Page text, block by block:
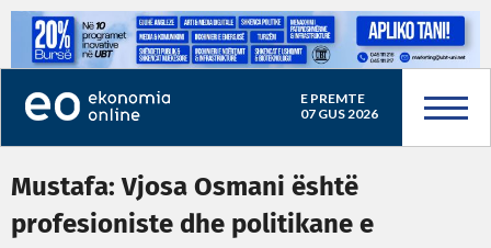
E PREMTE
07 GUS 2026
Mustafa: Vjosa Osmani është
profesioniste dhe politikane e